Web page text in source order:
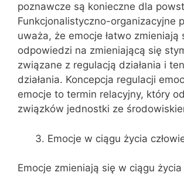
poznawcze są konieczne dla
Funkcjonalistyczno-organizacyjne
uważa, że emocje łatwo zmieniają
odpowiedzi na zmieniającą się
związane z regulacją działania i
działania. Koncepcja regulacji
emocje to termin relacyjny, który
związków jednostki ze
Emocje w ciągu życia
Emocje zmieniają się w ciągu życia